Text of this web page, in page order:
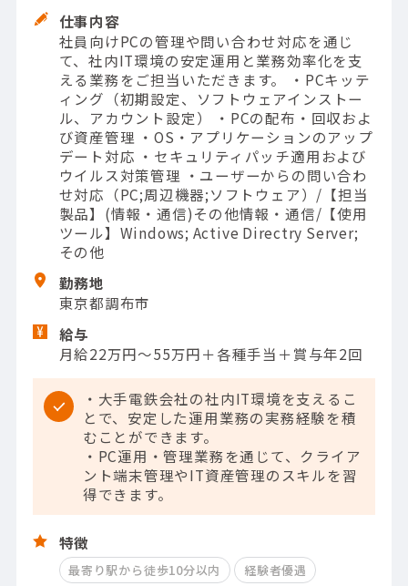
仕事内容
社員向けPCの管理や問い合わせ対応を通じ
て、社内IT環境の安定運用と業務効率化を支
える業務をご担当いただきます。 ・PCキッテ
ィング（初期設定、ソフトウェアインストー
ル、アカウント設定） ・PCの配布・回収およ
び資産管理 ・OS・アプリケーションのアップ
デート対応 ・セキュリティパッチ適用および
ウイルス対策管理 ・ユーザーからの問い合わ
せ対応（PC;周辺機器;ソフトウェア）/【担当
製品】(情報・通信)その他情報・通信/【使用
ツール】Windows; Active Directry Server;
その他
勤務地
東京都調布市
給与
月給22万円～55万円＋各種手当＋賞与年2回
・大手電鉄会社の社内IT環境を支えるこ
とで、安定した運用業務の実務経験を積
むことができます。
・PC運用・管理業務を通じて、クライア
ント端末管理やIT資産管理のスキルを習
得できます。
特徴
最寄り駅から徒歩10分以内 経験者優遇